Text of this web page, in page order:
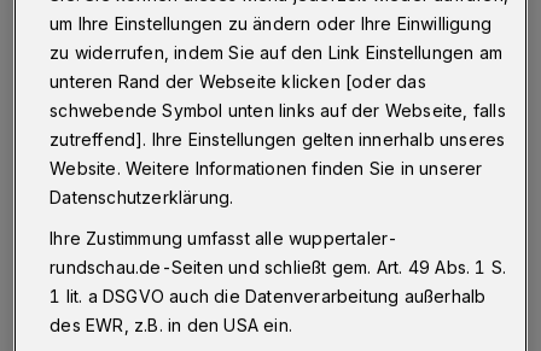
Von Roderich Trapp
C orona-Rekorde in Deutschland, Krieg in
der Ukraine – da muss man schon auf
absolut bewährte Kräfte aus der Abteilung
Wahnwitz und Minderleistung zurückgreifen,
um überhaupt noch etwas zum Schmunzeln zu
um Ihre Einstellungen zu ändern oder Ihre Einwilligung
zu widerrufen, indem Sie auf den Link Einstellungen am
unteren Rand der Webseite klicken [oder das
schwebende Symbol unten links auf der Webseite, falls
zutreffend]. Ihre Einstellungen gelten innerhalb unseres
Website. Weitere Informationen finden Sie in unserer
Datenschutzerklärung.
Ihre Zustimmung umfasst alle wuppertaler-
rundschau.de-Seiten und schließt gem. Art. 49 Abs. 1 S.
1 lit. a DSGVO auch die Datenverarbeitung außerhalb
des EWR, z.B. in den USA ein.